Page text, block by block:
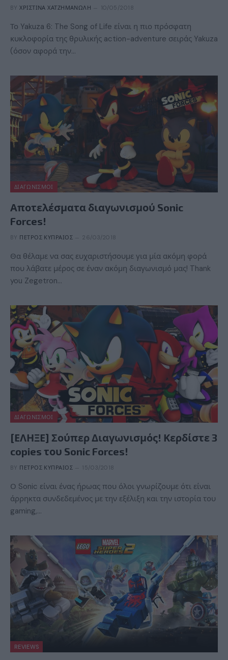
BY ΧΡΙΣΤΊΝΑ ΧΑΤΖΗΜΑΝΏΛΗ 10/05/2018
Το Yakuza 6: The Song of Life είναι η πιο πρόσφατη
κυκλοφορία της θρυλικής action-adventure σειράς Yakuza
(όσον αφορά την…
ΔΙΑΓΩΝΙΣΜΟΊ
Αποτελέσματα διαγωνισμού Sonic
Forces!
BY ΠΈΤΡΟΣ ΚΥΠΡΑΊΟΣ 26/03/2018
Θα θέλαμε να σας ευχαριστήσουμε για μία ακόμη φορά
που λάβατε μέρος σε έναν ακόμη διαγωνισμό μας! Thank
you Zegetron…
ΔΙΑΓΩΝΙΣΜΟΊ
[ΕΛΗΞΕ] Σούπερ Διαγωνισμός! Κερδίστε 3
copies του Sonic Forces!
BY ΠΈΤΡΟΣ ΚΥΠΡΑΊΟΣ 15/03/2018
Ο Sonic είναι ένας ήρωας που όλοι γνωρίζουμε ότι είναι
άρρηκτα συνδεδεμένος με την εξέλιξη και την ιστορία του
gaming,…
REVIEWS